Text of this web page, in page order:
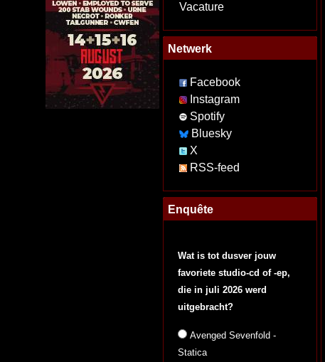
Vacature
Netwerk
Facebook
Instagram
Spotify
Bluesky
X
RSS-feed
Enquête
Wat is tot dusver jouw
favoriete studio-cd of -ep,
die in juli 2026 werd
uitgebracht?
Avenged Sevenfold -
Statica